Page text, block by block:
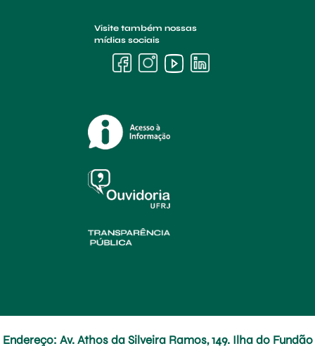
Visite também nossas
mídias sociais
Endereço: Av. Athos da Silveira Ramos, 149. Ilha do Fundão